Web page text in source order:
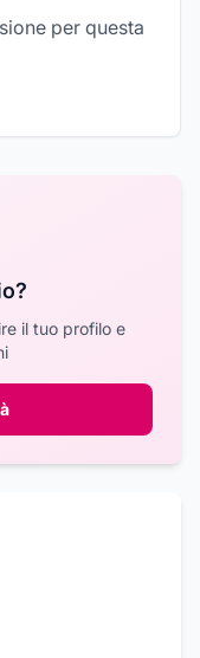
per questa
il tuo profilo e